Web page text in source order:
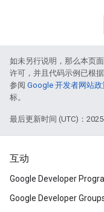
如未另行说明，那么本页
许可，并且代码示例已根据
参阅 Google 开发者网站政
标。
最后更新时间 (UTC)：
互动
Google Developer
Google Developer